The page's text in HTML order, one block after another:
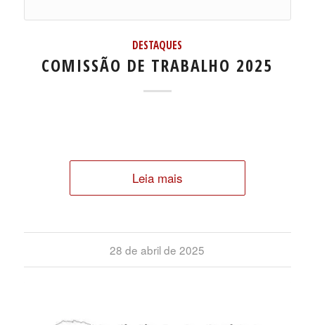
DESTAQUES
COMISSÃO DE TRABALHO 2025
Leia mais
28 de abril de 2025